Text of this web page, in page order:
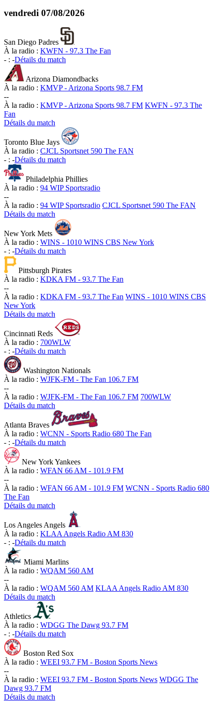
vendredi 07/08/2026
San Diego Padres
À la radio : KWFN - 97.3 The Fan
- : -Détails du match
Arizona Diamondbacks
À la radio : KMVP - Arizona Sports 98.7 FM
--
À la radio : KMVP - Arizona Sports 98.7 FM KWFN - 97.3 The
Fan
Détails du match
Toronto Blue Jays
À la radio : CJCL Sportsnet 590 The FAN
- : -Détails du match
Philadelphia Phillies
À la radio : 94 WIP Sportsradio
--
À la radio : 94 WIP Sportsradio CJCL Sportsnet 590 The FAN
Détails du match
New York Mets
À la radio : WINS - 1010 WINS CBS New York
- : -Détails du match
Pittsburgh Pirates
À la radio : KDKA FM - 93.7 The Fan
--
À la radio : KDKA FM - 93.7 The Fan WINS - 1010 WINS CBS
New York
Détails du match
Cincinnati Reds
À la radio : 700WLW
- : -Détails du match
Washington Nationals
À la radio : WJFK-FM - The Fan 106.7 FM
--
À la radio : WJFK-FM - The Fan 106.7 FM 700WLW
Détails du match
Atlanta Braves
À la radio : WCNN - Sports Radio 680 The Fan
- : -Détails du match
New York Yankees
À la radio : WFAN 66 AM - 101.9 FM
--
À la radio : WFAN 66 AM - 101.9 FM WCNN - Sports Radio 680
The Fan
Détails du match
Los Angeles Angels
À la radio : KLAA Angels Radio AM 830
- : -Détails du match
Miami Marlins
À la radio : WQAM 560 AM
--
À la radio : WQAM 560 AM KLAA Angels Radio AM 830
Détails du match
Athletics
À la radio : WDGG The Dawg 93.7 FM
- : -Détails du match
Boston Red Sox
À la radio : WEEI 93.7 FM - Boston Sports News
--
À la radio : WEEI 93.7 FM - Boston Sports News WDGG The
Dawg 93.7 FM
Détails du match